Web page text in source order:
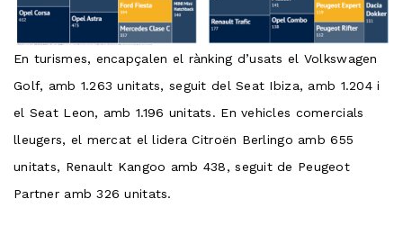
En turismes, encapçalen el rànking d’usats el Volkswagen
Golf, amb 1.263 unitats, seguit del Seat Ibiza, amb 1.204 i
el Seat Leon, amb 1.196 unitats. En vehicles comercials
lleugers, el mercat el lidera Citroën Berlingo amb 655
unitats, Renault Kangoo amb 438, seguit de Peugeot
Partner amb 326 unitats.